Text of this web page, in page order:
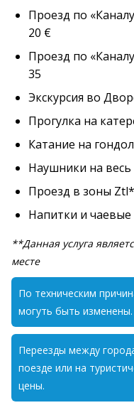
Проезд по
20 €
Проезд по
35
Экскурсия во
Прогулка на
Катание на
Наушники на
Проезд в зоны
Напитки и чаевые
**Данная услуга
месте
По техническим
могуть быть изменены.
Переезды между
поезде или на
цены.